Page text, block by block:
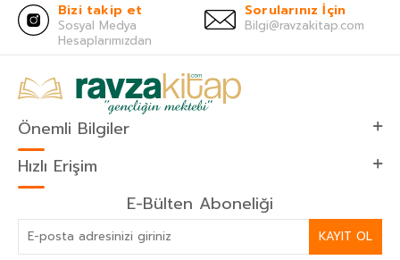
Bizi takip et
Sosyal Medya
Hesaplarımızdan
Sorularınız İçin
Bilgi@ravzakitap.com
Önemli Bilgiler
Hızlı Erişim
E-Bülten Aboneliği
KAYIT OL